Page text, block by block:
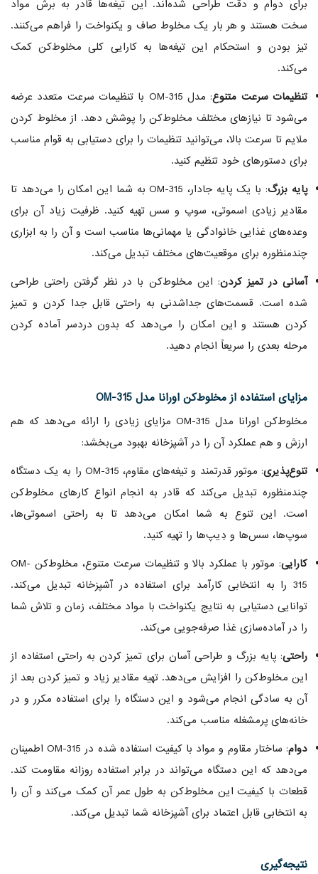
برای دوام و دقت طراحی شده‌اند. این تیغه‌ها قادر به برش مواد
سخت هستند و هر بار یک مخلوط صاف و یکنواخت را فراهم می‌کنند.
تیز بودن و استحکام این تیغه‌ها به کارایی کلی مخلوط‌کن کمک
می‌کند.
تنظیمات سرعت متنوع
: مدل OM-315 با تنظیمات سرعت متعدد عرضه
می‌شود تا نیازهای مختلف مخلوط‌کن را پوشش دهد. از مخلوط کردن
ملایم تا سرعت بالا، می‌توانید تنظیمات را برای دستیابی به قوام مناسب
برای دستورهای خود تنظیم کنید.
پایه بزرگ
: با یک پایه جادار، OM-315 به شما این امکان را می‌دهد تا
مقادیر زیادی اسموتی، سوپ و سس تهیه کنید. ظرفیت زیاد آن برای
وعده‌های غذایی خانوادگی یا مهمانی‌ها مناسب است و آن را به ابزاری
چندمنظوره برای موقعیت‌های مختلف تبدیل می‌کند.
آسانی در تمیز کردن: این مخلوط‌کن با در نظر گرفتن راحتی طراحی
شده است. قسمت‌های جداشدنی به راحتی قابل جدا کردن و تمیز
کردن هستند و این امکان را می‌دهد که بدون دردسر آماده کردن
مرحله بعدی را سریعاً انجام دهید.
مزایای استفاده از مخلوط‌کن اورانا مدل OM-315
مخلوط‌کن اورانا مدل OM-315 مزایای زیادی را ارائه می‌دهد که هم
ارزش و هم عملکرد آن را در آشپزخانه بهبود می‌بخشد:
تنوع‌پذیری
: موتور قدرتمند و تیغه‌های مقاوم، OM-315 را به یک دستگاه
چندمنظوره تبدیل می‌کند که قادر به انجام انواع کارهای مخلوط‌کن
است. این تنوع به شما امکان می‌دهد تا به راحتی اسموتی‌ها،
سوپ‌ها، سس‌ها و دِیپ‌ها را تهیه کنید.
کارایی
: موتور با عملکرد بالا و تنظیمات سرعت متنوع، مخلوط‌کن OM-
315 را به انتخابی کارآمد برای استفاده در آشپزخانه تبدیل می‌کند.
توانایی دستیابی به نتایج یکنواخت با مواد مختلف، زمان و تلاش شما
را در آماده‌سازی غذا صرفه‌جویی می‌کند.
راحتی: پایه بزرگ و طراحی آسان برای تمیز کردن به راحتی استفاده از
این مخلوط‌کن را افزایش می‌دهد. تهیه مقادیر زیاد و تمیز کردن بعد از
آن به سادگی انجام می‌شود و این دستگاه را برای استفاده مکرر و در
خانه‌های پرمشغله مناسب می‌کند.
دوام
: ساختار مقاوم و مواد با کیفیت استفاده شده در OM-315 اطمینان
می‌دهد که این دستگاه می‌تواند در برابر استفاده روزانه مقاومت کند.
قطعات با کیفیت این مخلوط‌کن به طول عمر آن کمک می‌کند و آن را
به انتخابی قابل اعتماد برای آشپزخانه شما تبدیل می‌کند.
نتیجه‌گیری